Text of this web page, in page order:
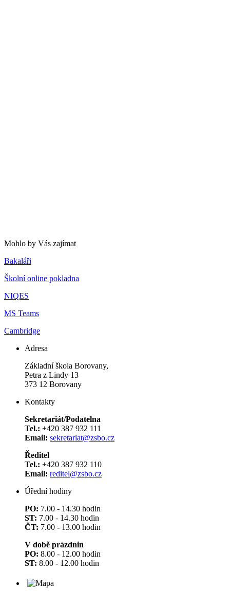
Mohlo by Vás zajímat
Bakaláři
Školní online pokladna
NIQES
MS Teams
Cambridge
Adresa
Základní škola Borovany,
Petra z Lindy 13
373 12 Borovany
Kontakty
Sekretariát/Podatelna
Tel.: +420 387 932 111
Email: sekretariat@zsbo.cz
Ředitel
Tel.: +420 387 932 110
Email: reditel@zsbo.cz
Úřední hodiny
PO: 7.00 - 14.30 hodin
ST: 7.00 - 14.30 hodin
ČT: 7.00 - 13.00 hodin
V době prázdnin
PO: 8.00 - 12.00 hodin
ST: 8.00 - 12.00 hodin